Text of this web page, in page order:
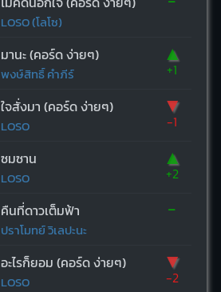
LOSO (โลโซ)
มานะ (คอร์ด ง่ายๆ)
พงษ์สิทธิ์ คำภีร์
▲
+1
ใจสั่งมา (คอร์ด ง่ายๆ)
LOSO
▼
-1
ซมซาน
LOSO
▲
+2
คืนที่ดาวเต็มฟ้า
ปราโมทย์ วิเลปะนะ
-
อะไรก็ยอม (คอร์ด ง่ายๆ)
LOSO
▼
-2